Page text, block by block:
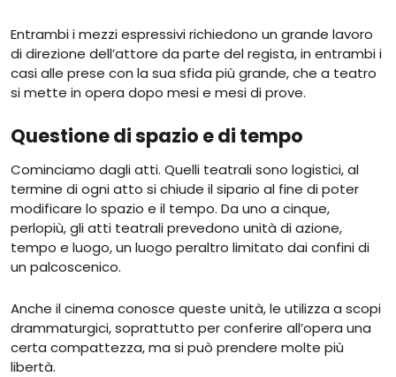
Entrambi i mezzi espressivi richiedono un grande lavoro
di direzione dell’attore da parte del regista, in entrambi i
casi alle prese con la sua sfida più grande, che a teatro
si mette in opera dopo mesi e mesi di prove.
Questione di spazio e di tempo
Cominciamo dagli atti. Quelli teatrali sono logistici, al
termine di ogni atto si chiude il sipario al fine di poter
modificare lo spazio e il tempo. Da uno a cinque,
perlopiù, gli atti teatrali prevedono unità di azione,
tempo e luogo, un luogo peraltro limitato dai confini di
un palcoscenico.
Anche il cinema conosce queste unità, le utilizza a scopi
drammaturgici, soprattutto per conferire all’opera una
certa compattezza, ma si può prendere molte più
libertà.